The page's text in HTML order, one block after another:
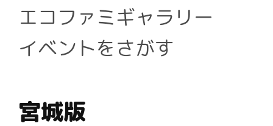
エコファミギャラリー
イベントをさがす
宮城版